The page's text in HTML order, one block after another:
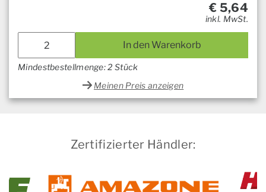
€ 5,64
inkl. MwSt.
In den Warenkorb
Mindestbestellmenge: 2 Stück
Meinen Preis anzeigen
Zertifizierter Händler: